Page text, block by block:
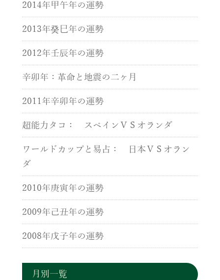
2014年甲午年の運勢
2013年癸巳年の運勢
2012年壬辰年の運勢
辛卯年：革命と地震の二ヶ月
2011年辛卯年の運勢
超能力タコ： スペインＶＳオランダ
ワールドカップと易占： 日本ＶＳオラン
ダ
2010年庚寅年の運勢
2009年己丑年の運勢
2008年戊子年の運勢
月別一覧